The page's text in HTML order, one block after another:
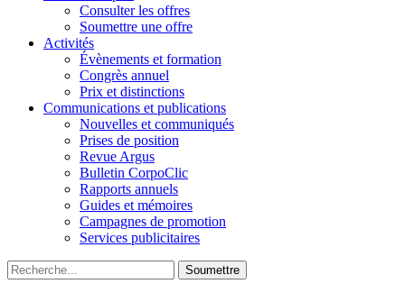
Consulter les offres
Soumettre une offre
Activités
Évènements et formation
Congrès annuel
Prix et distinctions
Communications et publications
Nouvelles et communiqués
Prises de position
Revue Argus
Bulletin CorpoClic
Rapports annuels
Guides et mémoires
Campagnes de promotion
Services publicitaires
Soumettre